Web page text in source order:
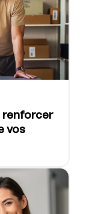
renforcer
vos